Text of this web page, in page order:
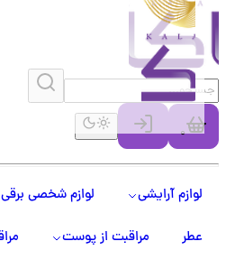
0
لوازم آرایشی لوازم شخصی برقی
مراقبت از پوست